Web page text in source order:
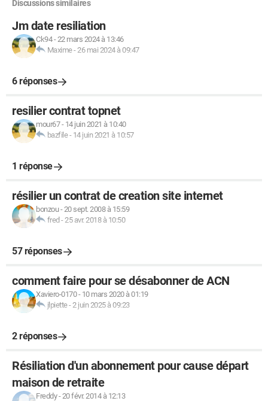
Discussions similaires
Jm date resiliation
Ck94-22 mars 2024 à 13:46
Maxime-26 mai 2024 à 09:47
6 réponses
resilier contrat topnet
mour67- 14 juin 2021 à 10:40
bazfile- 14 juin 2021 à 10:57
1 réponse
résilier un contrat de creation site internet
bonzou-20 sept. 2008 à 15:59
fred -25 avr. 2018 à 10:50
57 réponses
comment faire pour se désabonner de ACN
Xaviero-0170- 10 mars 2020 à 01:19
jlpiette-2 juin 2025 à 09:23
2 réponses
Résiliation d'un abonnement pour cause départ
maison de retraite
Freddy-20 févr. 2014 à 12:13